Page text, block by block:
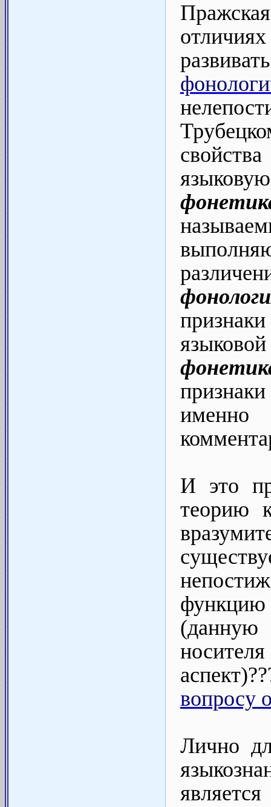
И это
теорию
вопросу
Лично